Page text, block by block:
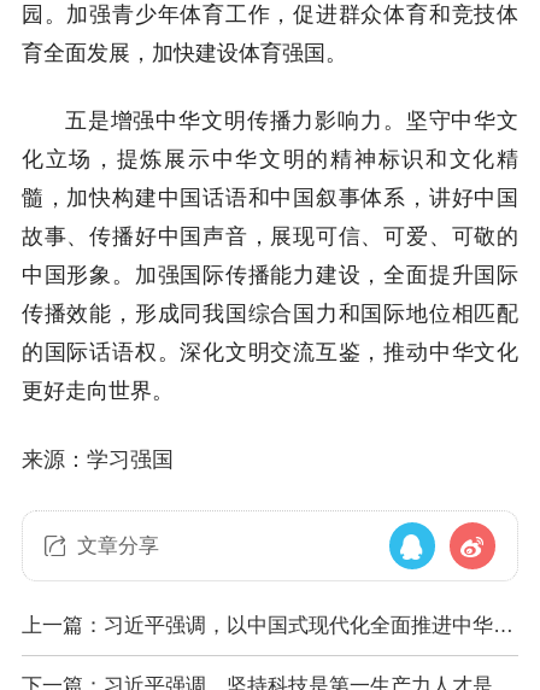
园。加强青少年体育工作，促进群众体育和竞技体
育全面发展，加快建设体育强国。
五是增强中华文明传播力影响力。坚守中华文
化立场，提炼展示中华文明的精神标识和文化精
髓，加快构建中国话语和中国叙事体系，讲好中国
故事、传播好中国声音，展现可信、可爱、可敬的
中国形象。加强国际传播能力建设，全面提升国际
传播效能，形成同我国综合国力和国际地位相匹配
的国际话语权。深化文明交流互鉴，推动中华文化
更好走向世界。
来源：学习强国
文章分享
上一篇：习近平强调，以中国式现代化全面推进中华民
族伟大复兴